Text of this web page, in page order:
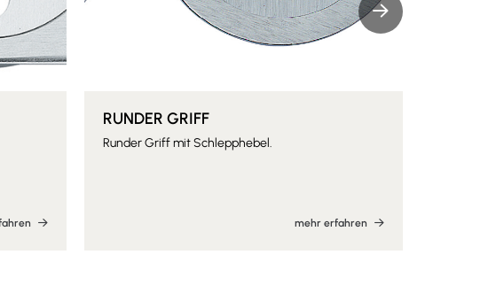
RUNDER GRIFF
Runder Griff mit Schlepphebel.
mehr erfahren